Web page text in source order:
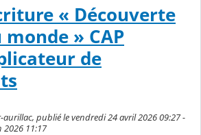
« Découverte
» CAP
de
publié le vendredi 24 avril 2026 09:27 -
2026 11:17